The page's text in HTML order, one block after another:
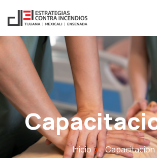
Inicio Capacitación